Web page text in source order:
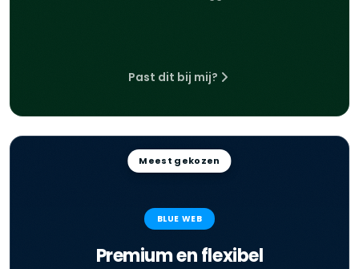
Past dit bij mij?
Meest gekozen
BLUE WEB
Premium en flexibel